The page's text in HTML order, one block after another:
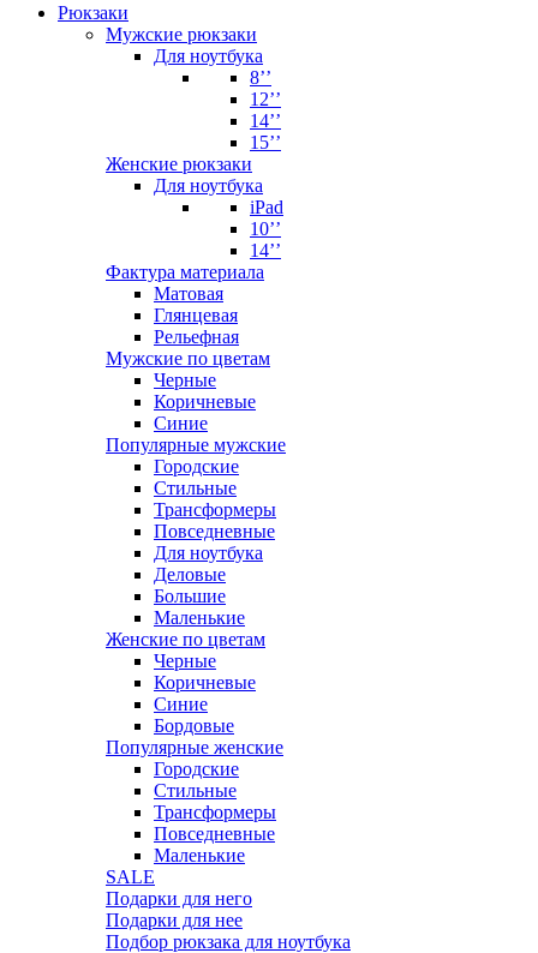
Рюкзаки
Мужские рюкзаки
Для ноутбука
8’’
12’’
14’’
15’’
Женские рюкзаки
Для ноутбука
iPad
10’’
14’’
Фактура материала
Матовая
Глянцевая
Рельефная
Мужские по цветам
Черные
Коричневые
Синие
Популярные мужские
Городские
Стильные
Трансформеры
Повседневные
Для ноутбука
Деловые
Большие
Маленькие
Женские по цветам
Черные
Коричневые
Синие
Бордовые
Популярные женские
Городские
Стильные
Трансформеры
Повседневные
Маленькие
SALE
Подарки для него
Подарки для нее
Подбор рюкзака для ноутбука